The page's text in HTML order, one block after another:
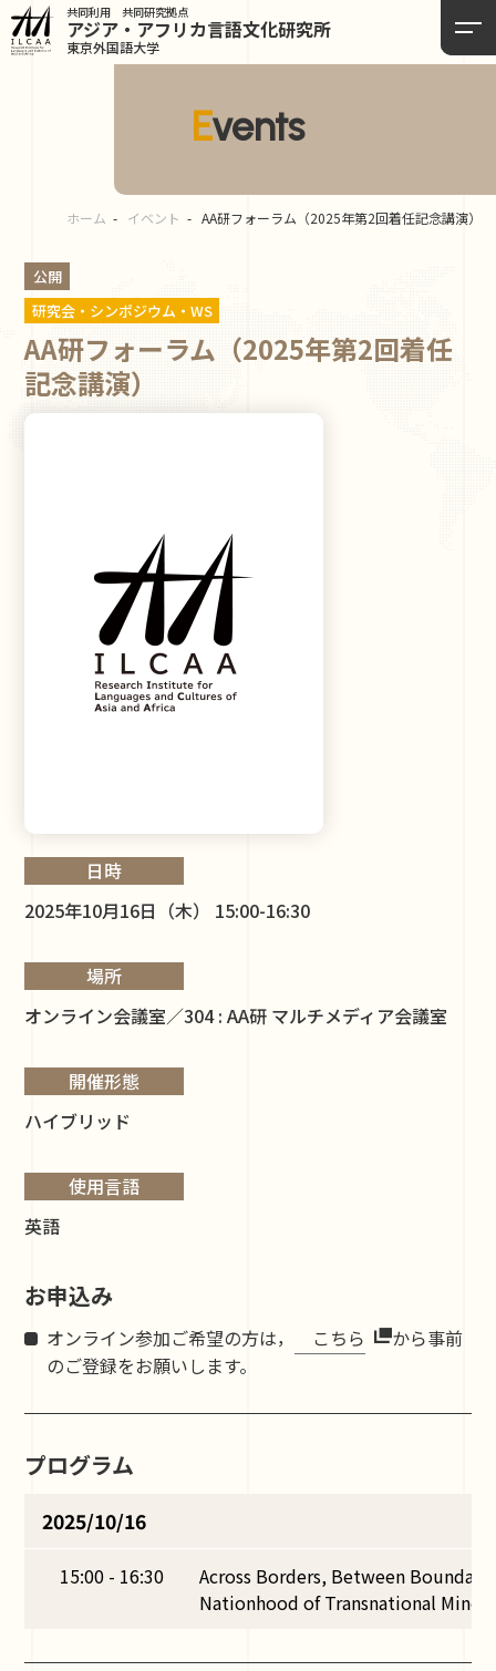
共同利用 共同研究拠点
アジア・アフリカ言語文化研究所
東京外国語大学
Events
ホーム イベント AA研フォーラム（2025年第2回着任記念講演）
公開
研究会・シンポジウム・WS
AA研フォーラム（2025年第2回着任
記念講演）
日時
2025年10月16日（木） 15:00-16:30
場所
オンライン会議室／304 : AA研 マルチメディア会議室
開催形態
ハイブリッド
使用言語
英語
お申込み
オンライン参加ご希望の方は， こちら
から事前
のご登録をお願いします。
プログラム
2025/10/16
15:00 - 16:30
Across Borders, Between
Nationhood of Transnational